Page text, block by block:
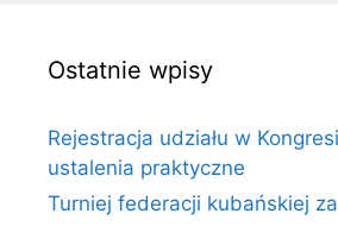
Ostatnie wpisy
Rejestracja udziału w
ustalenia praktyczne
Turniej federacji kubańskiej